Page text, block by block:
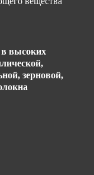
высоких
зерновой,